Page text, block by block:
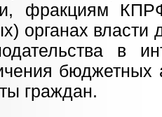
фракциям
органах власти
в
бюджетных
граждан.